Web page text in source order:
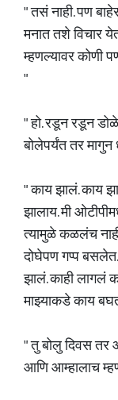
" तसं नाही. पण
मनात तशे विचार
म्हणल्यावर कोणी
"
" हो. रडून रडून
बोलेपर्यंत तर
" काय झालं. काय
झालाय. मी
त्यामुळे कळलंच
दोघेपण गप्प बसलेत.
झालं. काही लागलं
माझ्याकडे काय
" तु बोलु दिवस तर
आणि आम्हालाच